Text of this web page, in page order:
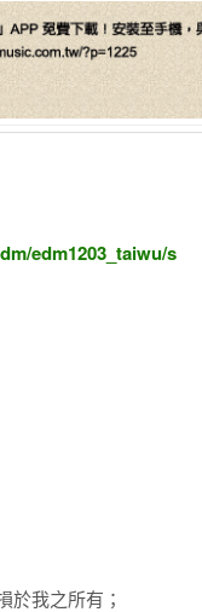
edm1203_taiwu/s
於我之所有；